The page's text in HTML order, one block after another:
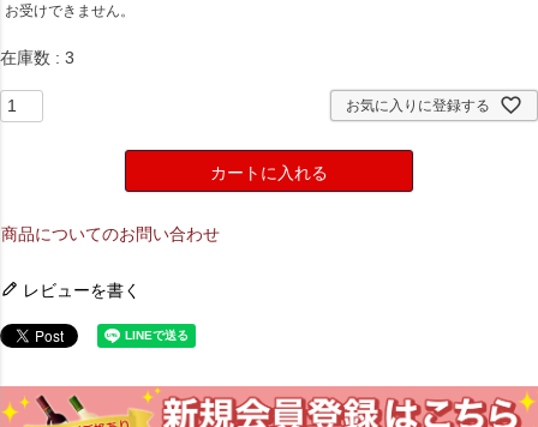
お受けできません。
在庫数 3
お気に入りに登録する
カートに入れる
商品についてのお問い合わせ
レビューを書く